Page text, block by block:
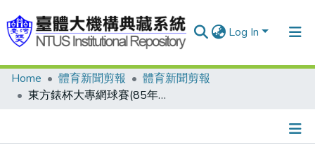
Log In
Communities & Collections
Home 體育新聞剪報
體育新聞剪報
東方錶杯大專網球賽(85年) 目標瞄準明年世大運網球賽 林秉超勤練 迎接連串海外遠征